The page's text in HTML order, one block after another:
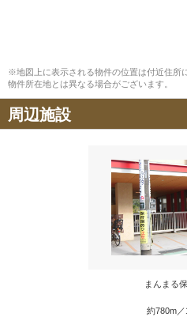
※地図上に表示される物件の位置は付近住所
物件所在地とは異なる場合がございます。
周辺施設
まんまる
約780m／